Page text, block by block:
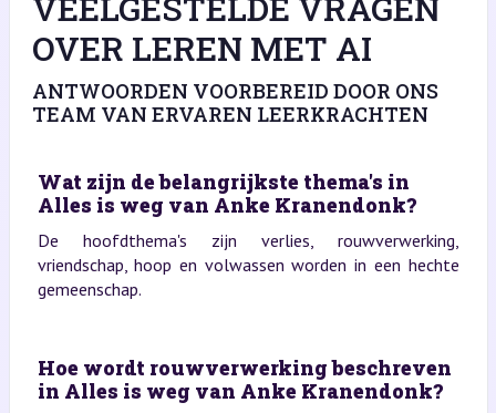
OVER LEREN MET AI
ANTWOORDEN VOORBEREID DOOR ONS
TEAM VAN ERVAREN LEERKRACHTEN
Wat zijn de belangrijkste thema's in
Alles is weg van Anke Kranendonk?
De hoofdthema's zijn verlies, rouwverwerking,
vriendschap, hoop en volwassen worden in een hechte
gemeenschap.
Hoe wordt rouwverwerking beschreven
in Alles is weg van Anke Kranendonk?